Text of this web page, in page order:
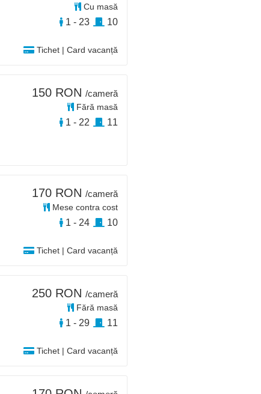
Tichet | Card vacanță
Cu masă
1 - 23 10
150 RON /cameră
Fără masă
1 - 22 11
Tichet | Card vacanță
170 RON /cameră
Mese contra cost
1 - 24 10
Tichet | Card vacanță
250 RON /cameră
Fără masă
1 - 29 11